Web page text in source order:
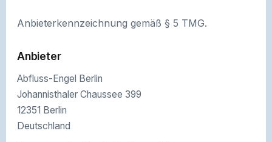
Datenschutz
Anbieterkennzeichnung gemäß § 5 TMG.
Anbieter
Abfluss-Engel Berlin
Johannisthaler Chaussee 399
12351 Berlin
Deutschland